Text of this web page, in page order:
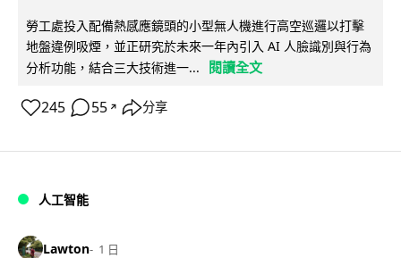
勞工處投入配備熱感應鏡頭的小型無人機進行高空巡邏以打擊
地盤違例吸煙，並正研究於未來一年內引入 AI 人臉識別與行為
分析功能，結合三大技術進一...
閱讀全文
245 55 ↗ 分享
人工智能
Lawton 1 日